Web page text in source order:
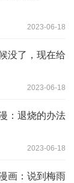
2023-06-18
没了，现在给
2023-06-18
：退烧的办法
2023-06-18
画：说到梅雨